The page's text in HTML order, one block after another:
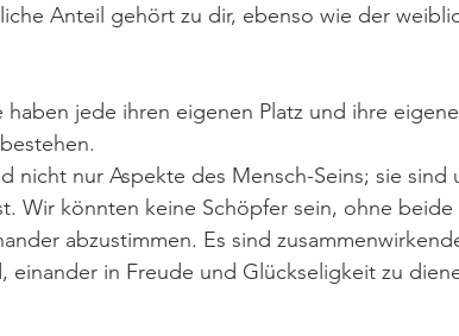
Anteil gehört zu dir, ebenso wie der
jede ihren eigenen Platz und ihre
nicht nur Aspekte des Mensch-Seins; sie sind
Wir könnten keine Schöpfer sein, ohne beide
abzustimmen. Es sind
einander in Freude und Glückseligkeit zu